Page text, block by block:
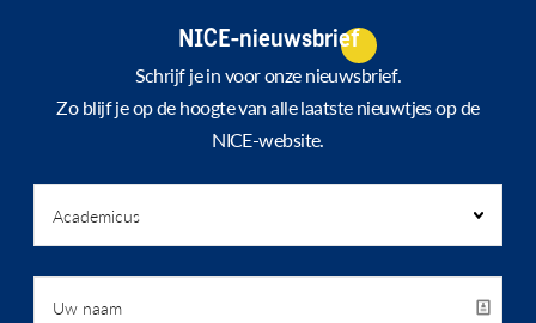
NICE-nieuwsbrief
Schrijf je in voor onze nieuwsbrief.
Zo blijf je op de hoogte van alle laatste nieuwtjes op de
NICE-website.